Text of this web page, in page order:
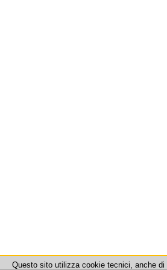
Questo sito utilizza cookie tecnici, anche